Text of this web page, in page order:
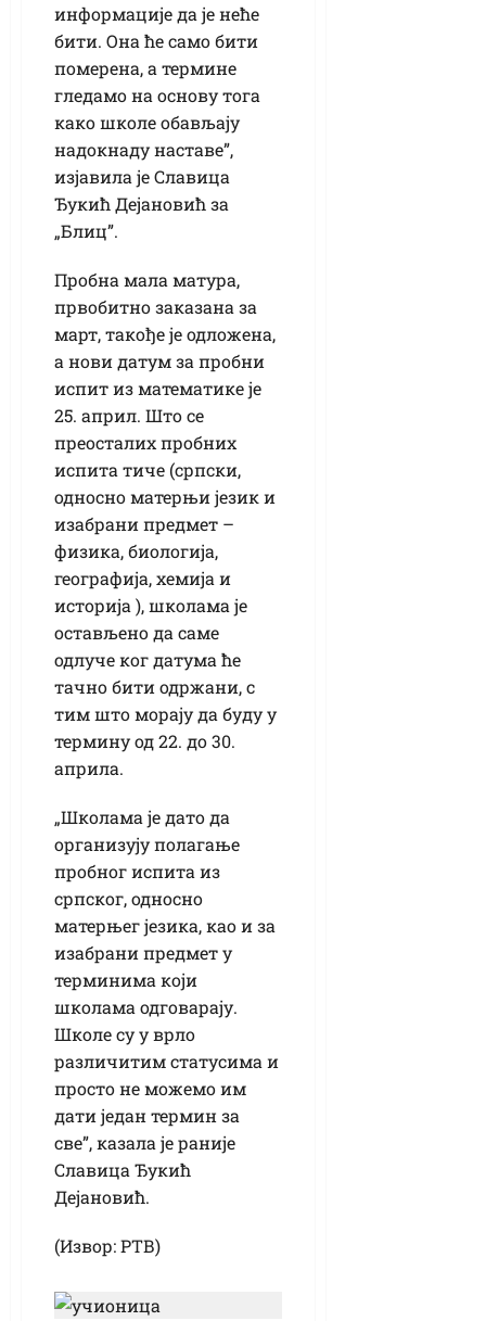
информације да је неће
бити. Она ће само бити
померена, а термине
гледамо на основу тога
како школе обављају
надокнаду наставе”,
изјавила је Славица
Ђукић Дејановић за
„Блиц”.
Пробна мала матура,
првобитно заказана за
март, такође је одложена,
а нови датум за пробни
испит из математике је
25. април. Што се
преосталих пробних
испита тиче (српски,
односно матерњи језик и
изабрани предмет –
физика, биологија,
географија, хемија и
историја ), школама је
остављено да саме
одлуче ког датума ће
тачно бити одржани, с
тим што морају да буду у
термину од 22. до 30.
априла.
„Школама је дато да
организују полагање
пробног испита из
српског, односно
матерњег језика, као и за
изабрани предмет у
терминима који
школама одговарају.
Школе су у врло
различитим статусима и
просто не можемо им
дати један термин за
све”, казала је раније
Славица Ђукић
Дејановић.
(Извор: РТВ)